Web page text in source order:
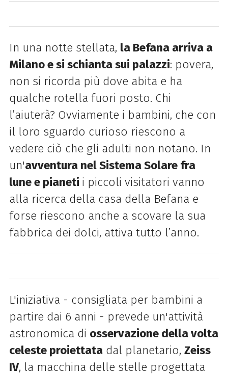
In una notte stellata, la Befana arriva a
Milano e si schianta sui palazzi: povera,
non si ricorda più dove abita e ha
qualche rotella fuori posto. Chi
l’aiuterà? Ovviamente i bambini, che con
il loro sguardo curioso riescono a
vedere ciò che gli adulti non notano. In
un'avventura nel Sistema Solare fra
lune e pianeti i piccoli visitatori vanno
alla ricerca della casa della Befana e
forse riescono anche a scovare la sua
fabbrica dei dolci, attiva tutto l’anno.
L'iniziativa - consigliata per bambini a
partire dai 6 anni - prevede un'attività
astronomica di osservazione della volta
celeste proiettatadal planetario, Zeiss
IV, la macchina delle stelle progettata